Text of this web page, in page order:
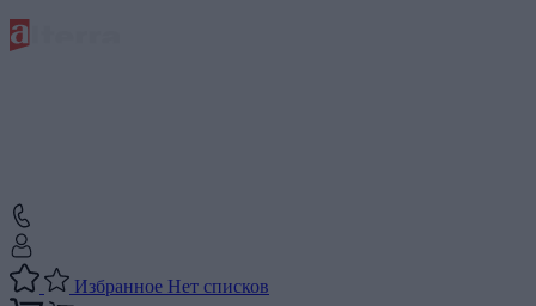
Избранное Нет списков